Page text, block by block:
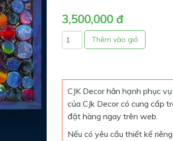
3,500,000 đ
CJK Decor hân hạnh phục
của CJk Decor có cung cấp
đặt hàng ngay trên web.
Nếu có yêu cầu thiết kế